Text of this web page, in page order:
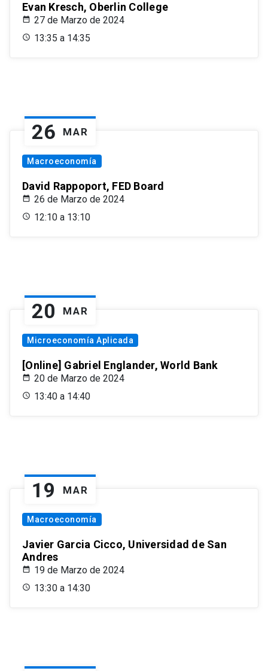
Evan Kresch, Oberlin College
27 de Marzo de 2024
13:35 a 14:35
26 MAR
Macroeconomía
David Rappoport, FED Board
26 de Marzo de 2024
12:10 a 13:10
20 MAR
Microeconomía Aplicada
[Online] Gabriel Englander, World Bank
20 de Marzo de 2024
13:40 a 14:40
19 MAR
Macroeconomía
Javier Garcia Cicco, Universidad de San
Andres
19 de Marzo de 2024
13:30 a 14:30